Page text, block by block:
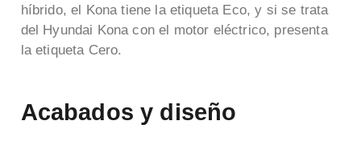
híbrido, el Kona tiene la etiqueta Eco, y si se trata
del Hyundai Kona con el motor eléctrico, presenta
la etiqueta Cero.
Acabados y diseño